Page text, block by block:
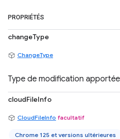
PROPRIÉTÉS
changeType
ChangeType
Type de modification
cloudFileInfo
CloudFileInfo facultatif
Chrome 125 et versions ultérieures